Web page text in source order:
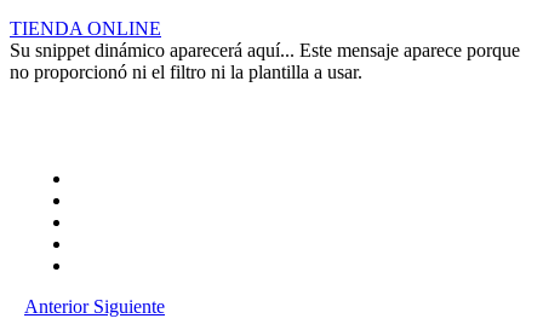
TIENDA ONLINE
Su snippet dinámico aparecerá aquí... Este mensaje aparece porque
no proporcionó ni el filtro ni la plantilla a usar.
Anterior Siguiente